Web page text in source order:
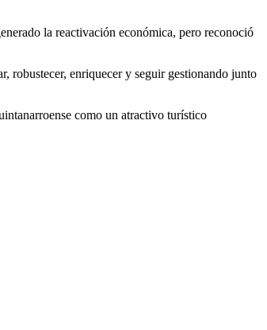
la reactivación económica, pero reconoció
robustecer, enriquecer y seguir gestionando junto
como un atractivo turístico